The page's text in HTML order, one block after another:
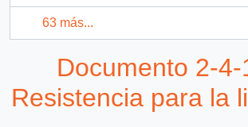
63 más...
Documento 2-4-
Resistencia para la